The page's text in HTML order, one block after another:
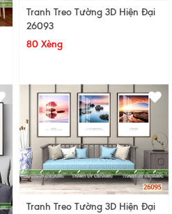
Tranh Treo Tường 3D Hiện Đại
26093
80 Xèng
Tranh Treo Tường 3D Hiện Đại